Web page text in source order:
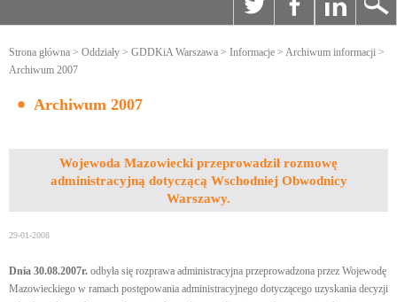
Strona główna > Oddziały > GDDKiA Warszawa > Informacje > Archiwum informacji >
Archiwum 2007
Archiwum 2007
Wojewoda Mazowiecki przeprowadził rozmowę
administracyjną dotyczącą Wschodniej Obwodnicy
Warszawy.
29-01-2008
Dnia 30.08.2007r. odbyła się rozprawa administracyjna przeprowadzona przez Wojewodę
Mazowieckiego w ramach postępowania administracyjnego dotyczącego uzyskania decyzji